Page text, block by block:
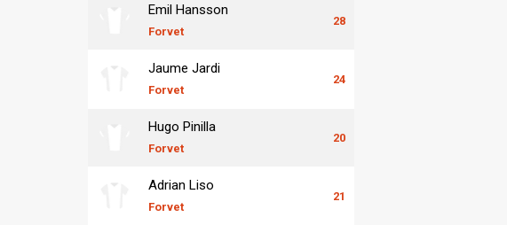
Emil Hansson
Forvet
28
Jaume Jardi
Forvet
24
Hugo Pinilla
Forvet
20
Adrian Liso
Forvet
21